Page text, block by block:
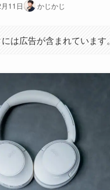
11日 かじかじ
は広告が含まれています。